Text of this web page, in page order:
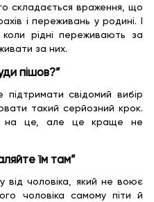
складається враження, що
і переживань у родині. І
рідні переживають за
за них.
пішов?”
свідомий вибір
такий серйозний крок.
на це, але це краще не
їм там”
від чоловіка, який не воює
чоловіка самому піти й